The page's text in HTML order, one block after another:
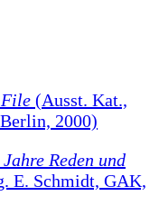
(Ausst. Kat.,
2000)
Reden und
E. Schmidt, GAK,